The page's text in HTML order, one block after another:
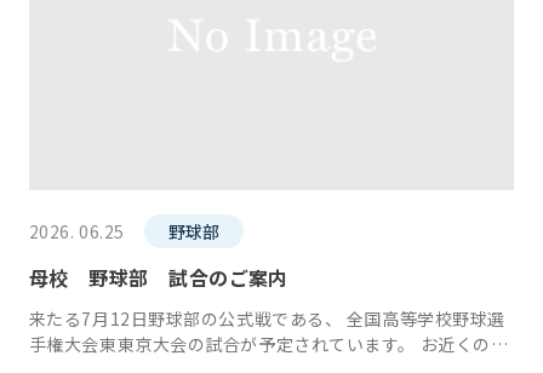
2026. 06.25 野球部
母校 野球部 試合のご案内
来たる7月12日野球部の公式戦である、 全国高等学校野球選
手権大会東東京大会の試合が予定されています。 お近くの皆